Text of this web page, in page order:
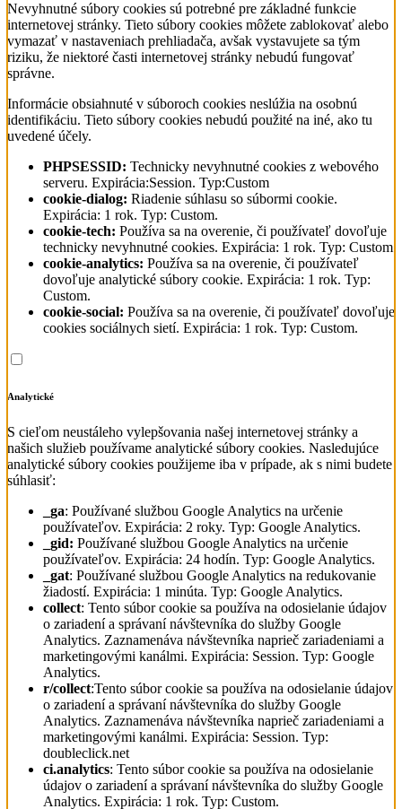
Nevyhnutné súbory cookies sú potrebné pre základné funkcie
internetovej stránky. Tieto súbory cookies môžete zablokovať alebo
vymazať v nastaveniach prehliadača, avšak vystavujete sa tým
riziku, že niektoré časti internetovej stránky nebudú fungovať
správne.
Informácie obsiahnuté v súboroch cookies neslúžia na osobnú
identifikáciu. Tieto súbory cookies nebudú použité na iné, ako tu
uvedené účely.
PHPSESSID: Technicky nevyhnutné cookies z webového
serveru. Expirácia:Session. Typ:Custom
cookie-dialog: Riadenie súhlasu so súbormi cookie.
Expirácia: 1 rok. Typ: Custom.
cookie-tech: Používa sa na overenie, či používateľ dovoľuje
technicky nevyhnutné cookies. Expirácia: 1 rok. Typ: Custom
cookie-analytics: Používa sa na overenie, či používateľ
dovoľuje analytické súbory cookie. Expirácia: 1 rok. Typ:
Custom.
cookie-social: Používa sa na overenie, či používateľ dovoľuje
cookies sociálnych sietí. Expirácia: 1 rok. Typ: Custom.
Analytické
S cieľom neustáleho vylepšovania našej internetovej stránky a
našich služieb používame analytické súbory cookies. Nasledujúce
analytické súbory cookies použijeme iba v prípade, ak s nimi budete
súhlasiť:
_ga: Používané službou Google Analytics na určenie
používateľov. Expirácia: 2 roky. Typ: Google Analytics.
_gid: Používané službou Google Analytics na určenie
používateľov. Expirácia: 24 hodín. Typ: Google Analytics.
_gat: Používané službou Google Analytics na redukovanie
žiadostí. Expirácia: 1 minúta. Typ: Google Analytics.
collect: Tento súbor cookie sa používa na odosielanie údajov
o zariadení a správaní návštevníka do služby Google
Analytics. Zaznamenáva návštevníka naprieč zariadeniami a
marketingovými kanálmi. Expirácia: Session. Typ: Google
Analytics.
r/collect:Tento súbor cookie sa používa na odosielanie údajov
o zariadení a správaní návštevníka do služby Google
Analytics. Zaznamenáva návštevníka naprieč zariadeniami a
marketingovými kanálmi. Expirácia: Session. Typ:
doubleclick.net
ci.analytics: Tento súbor cookie sa používa na odosielanie
údajov o zariadení a správaní návštevníka do služby Google
Analytics. Expirácia: 1 rok. Typ: Custom.